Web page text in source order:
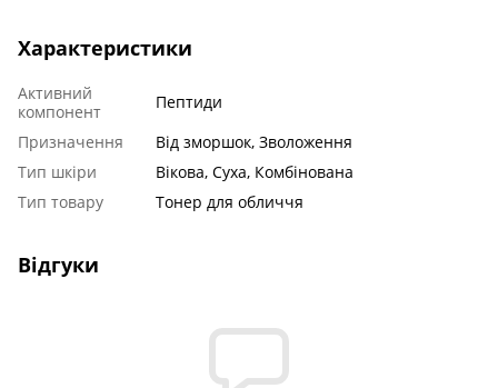
Характеристики
Активний
компонент
Пептиди
Призначення
Від зморшок, Зволоження
Тип шкіри
Вікова, Суха, Комбінована
Тип товару
Тонер для обличчя
Відгуки